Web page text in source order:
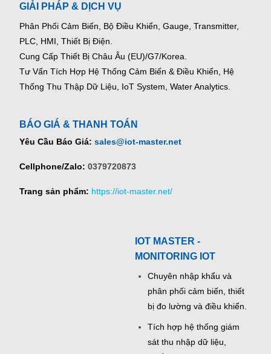
GIẢI PHÁP & DỊCH VỤ
Phân Phối Cảm Biến, Bộ Điều Khiển, Gauge, Transmitter,
PLC, HMI, Thiết Bị Điện.
Cung Cấp Thiết Bị Châu Âu (EU)/G7/Korea.
Tư Vấn Tích Hợp Hệ Thống Cảm Biến & Điều Khiển, Hệ
Thống Thu Thập Dữ Liệu, IoT System, Water Analytics.
BÁO GIÁ & THANH TOÁN
Yêu Cầu Báo Giá: sales@iot-master.net
Cellphone/Zalo: 0379720873
Trang sản phẩm: https://iot-master.net/
IOT MASTER -
MONITORING IOT
Chuyên nhập khẩu và
phân phối cảm biến, thiết
bị đo lường và điều khiển.
Tích hợp hệ thống giám
sát thu nhập dữ liệu,